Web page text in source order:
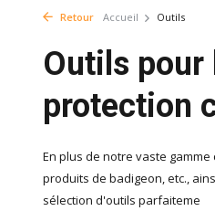
Retour Accueil Outils
Outils pour
protection
En plus de notre vaste
produits de badigeon, etc.,
sélection d'outils parfaiteme